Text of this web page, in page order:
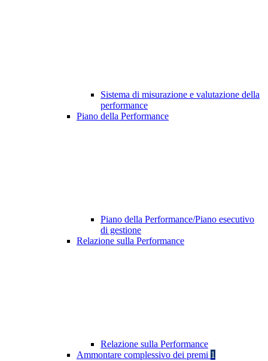
Sistema di misurazione e valutazione della
performance
Piano della Performance
Piano della Performance/Piano esecutivo
di gestione
Relazione sulla Performance
Relazione sulla Performance
Ammontare complessivo dei premi 1